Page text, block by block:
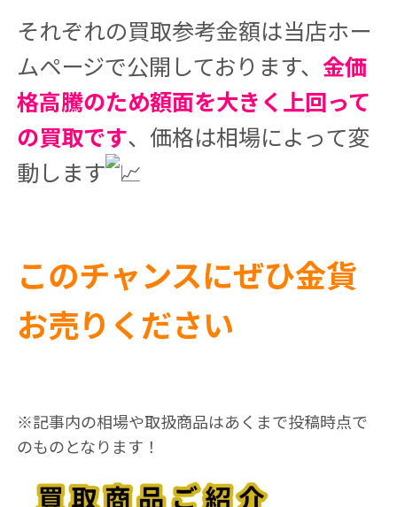
それぞれの買取参考金額は当店ホー
ムページで公開しております、 金価
格高騰のため額面を大きく上回って
の買取です、価格は相場によって変
動します
このチャンスにぜひ金貨
お売りください
※記事内の相場や取扱商品はあくまで投稿時点で
のものとなります！